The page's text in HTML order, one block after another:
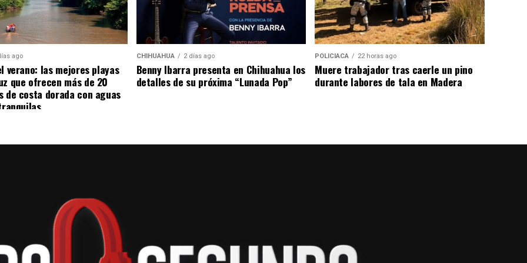
ago
verano: las mejores playas
que ofrecen más de 20
de costa dorada con aguas
CHIHUAHUA 2 días ago
Benny Ibarra presenta en Chihuahua los
detalles de su próxima “Lunada Pop”
POLICIACA 22 horas ago
Muere trabajador tras caerle un pino
durante labores de tala en Madera